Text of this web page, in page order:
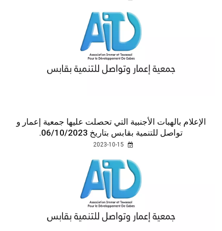
الإعلام بالهبات الأجنبية التي تحصلت عليها جمعية إعمار و
تواصل للتنمية بقابس بتاريخ 06/10/2023.